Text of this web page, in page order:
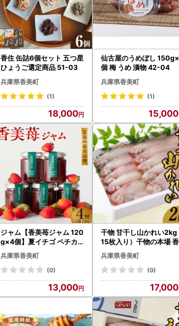
TEL：050-3033-5533
MAIL：support@kami.furusato-lg.jp
香住 缶詰6個セット 五つ星
ひょうご選定商品 51-03
兵庫県香美町
(1)
18,000
仙古屋のうめぼし
個 梅 うめ 漬物 42-04
兵庫県香美町
(1)
15,000
ジャム【香美苺ジャム 120
g×4個】夏イチゴ ペチカ
ほのか トッピング ソース 1
8-05
兵庫県香美町
(0)
13,000
干物 甘干し山かれい2kg
15枚入り）干物の本場 香
住産 冷凍 08-06
兵庫県香美町
(0)
17,000